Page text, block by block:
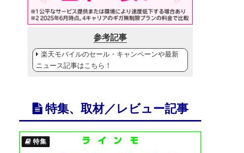
参考記事
楽天モバイルのセール・キャンペーンや最新
ニュース記事はこちら！
特集、取材／レビュー記事
特集